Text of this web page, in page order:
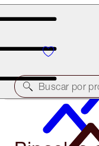
Consigue una brocha
Buscar por